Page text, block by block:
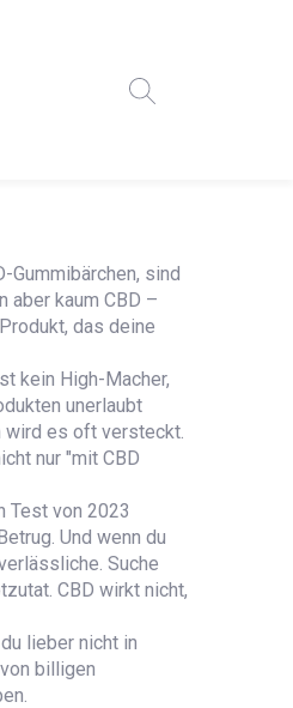
Gummibärchen, sind
aber kaum CBD –
das deine
kein High-Macher,
unerlaubt
wird es oft versteckt.
nur "mit CBD
Test von 2023
Und wenn du
Suche
CBD wirkt nicht,
lieber nicht in
billigen